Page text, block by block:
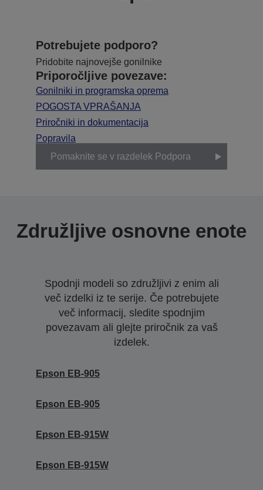
Potrebujete podporo?
Pridobite najnovejše gonilnike
Priporočljive povezave:
Gonilniki in programska oprema
POGOSTA VPRAŠANJA
Priročniki in dokumentacija
Popravila
Pomaknite se v razdelek Podpora
Združljive osnovne enote
Spodnji modeli so združljivi z enim ali
več izdelki iz te serije. Če potrebujete
več informacij, sledite spodnjim
povezavam ali glejte priročnik za vaš
izdelek.
Epson EB-905
Epson EB-905
Epson EB-915W
Epson EB-915W